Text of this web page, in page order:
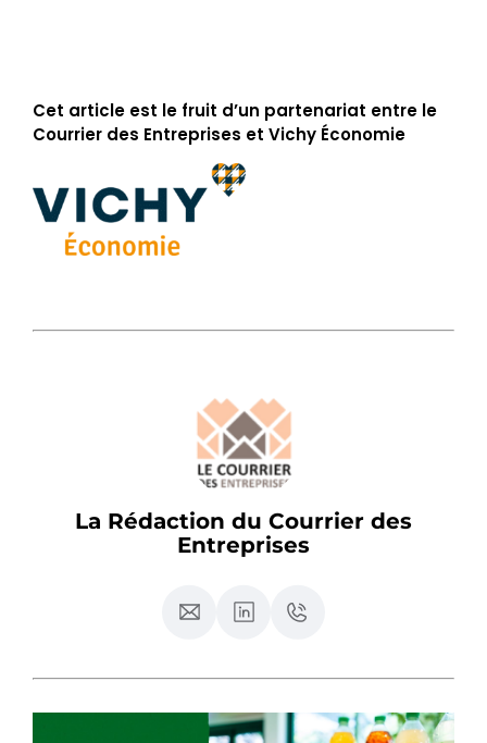
Cet article est le fruit d’un partenariat entre le
Courrier des Entreprises et Vichy Économie
La Rédaction du Courrier des
Entreprises